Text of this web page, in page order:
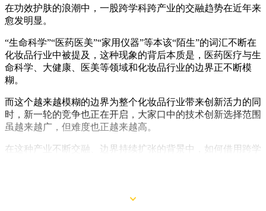
在功效护肤的浪潮中，一股跨学科跨产业的交融趋势在近年来
愈发明显。
“生命科学”“医药医美”“家用仪器”等本该“陌生”的词汇不断在
化妆品行业中被提及，这种现象的背后本质是，医药医疗与生
命科学、大健康、医美等领域和化妆品行业的边界正不断模
糊。
而这个越来越模糊的边界为整个化妆品行业带来创新活力的同
时，新一轮的竞争也正在开启，大家口中的技术创新选择范围
虽越来越广，但难度也正越来越高。
在这种产业不断交融、边界持续扩张的背景中，如何借用跨学